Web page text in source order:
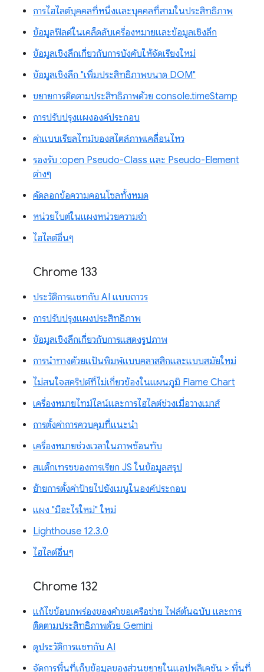
การไฮไลต์บุคคลที่หนึ่งและบุคคลที่สามในประสิทธิภาพ
ข้อมูลฟิลด์ในเคล็ดลับเครื่องหมายและข้อมูลเชิงลึก
ข้อมูลเชิงลึกเกี่ยวกับการบังคับให้จัดเรียงใหม่
ข้อมูลเชิงลึก "เพิ่มประสิทธิภาพขนาด DOM"
ขยายการติดตามประสิทธิภาพด้วย console.timeStamp
การปรับปรุงแผงองค์ประกอบ
ค่าแบบเรียลไทม์ของสไตล์ภาพเคลื่อนไหว
รองรับ :open Pseudo-Class และ Pseudo-Element
ต่างๆ
คัดลอกข้อความคอนโซลทั้งหมด
หน่วยไบต์ในแผงหน่วยความจำ
ไฮไลต์อื่นๆ
Chrome 133
ประวัติการแชทกับ AI แบบถาวร
การปรับปรุงแผงประสิทธิภาพ
ข้อมูลเชิงลึกเกี่ยวกับการแสดงรูปภาพ
การนำทางด้วยแป้นพิมพ์แบบคลาสสิกและแบบสมัยใหม่
ไม่สนใจสคริปต์ที่ไม่เกี่ยวข้องในแผนภูมิ Flame Chart
เครื่องหมายไทม์ไลน์และการไฮไลต์ช่วงเมื่อวางเมาส์
การตั้งค่าการควบคุมที่แนะนำ
เครื่องหมายช่วงเวลาในภาพซ้อนทับ
สแต็กเทรซของการเรียก JS ในข้อมูลสรุป
ย้ายการตั้งค่าป้ายไปยังเมนูในองค์ประกอบ
แผง "มีอะไรใหม่" ใหม่
Lighthouse 12.3.0
ไฮไลต์อื่นๆ
Chrome 132
แก้ไขข้อบกพร่องของคำขอเครือข่าย ไฟล์ต้นฉบับ และการ
ติดตามประสิทธิภาพด้วย Gemini
ดูประวัติการแชทกับ AI
จัดการพื้นที่เก็บข้อมูลของส่วนขยายในแอปพลิเคชัน > พื้นที่